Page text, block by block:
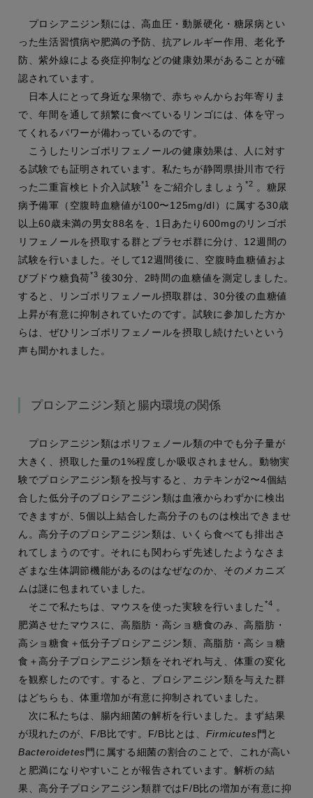
プロシアニジン類には、高血圧・動脈硬化・糖尿病とい
った生活習慣病や肥満の予防、抗アレルギー作用、老化予
防、紫外線による炎症抑制などの健康効果があることが確
認されています。
日本人にとって身近な果物で、赤ちゃんからお年寄りま
で、年間を通して頻繁に食べているリンゴには、体を守っ
てくれるパワーが備わっているのです。
こうしたリンゴポリフェノールの健康効果は、人に対す
る試験でも証明されています。私たちが静岡県掛川市で行
った二重盲検ヒト介入試験*1 をご紹介しましょう *2 。糖尿
病予備軍（空腹時血糖値が100〜125mg/dl）に属する30歳
以上60歳未満の男女88名を、1日あたり600mgのリンゴポ
リフェノールを摂取する群とプラセボ群に分け、12週間の
試験を行いました。そして12週間後に、空腹時血糖値およ
びブドウ糖負荷*3 後30分、2時間の血糖値を測定しました。
すると、リンゴポリフェノール摂取群は、30分後の血糖値
上昇が有意に抑制されていたのです。試験に参加した方か
らは、ぜひリンゴポリフェノールを摂取し続けたいという
声も聞かれました。
プロシアニジン類と腸内環境の関係
プロシアニジン類はポリフェノール類の中でも分子量が
大きく、摂取した量の1%程度しか吸収されません。動物実
験でプロシアニジン類を投与すると、カテキンが2〜4個結
合した低分子のプロシアニジン類は血液からわずかに検出
できますが、5個以上結合した高分子のものは検出できませ
ん。高分子のプロシアニジン類は、いくら食べても排出さ
れてしまうのです。それにも関わらず先述したようなさま
ざまな生体調節機能があるのはなぜなのか、そのメカニズ
ムは謎に包まれていました。
そこで私たちは、マウスを使った実験を行いました *4 。
肥満させたマウスに、高脂肪・高ショ糖食のみ、高脂肪・
高ショ糖食＋低分子プロシアニジン類、高脂肪・高ショ糖
食＋高分子プロシアニジン類をそれぞれ与え、体重の変化
を観察したのです。すると、プロシアニジン類を与えた群
はどちらも、体重増加が有意に抑制されていました。
次に私たちは、腸内細菌の解析を行いました。まず結果
が現れたのが、F/B比です。F/B比とは、 Firmicutes門と
Bacteroidetes門に属する細菌の割合のことで、これが高い
と肥満になりやすいことが報告されています。解析の結
果、高分子プロシアニジン類群ではF/B比の増加が有意に抑